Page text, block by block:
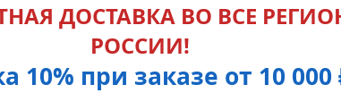
ДОСТАВКА ВО ВСЕ
РОССИИ!
10% при заказе от 10 000